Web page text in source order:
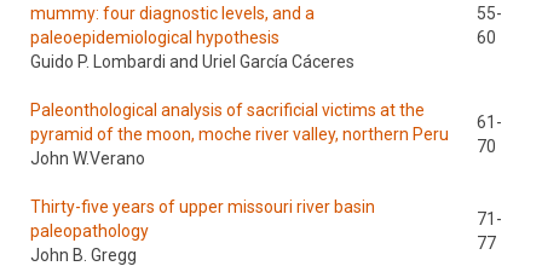
mummy: four diagnostic levels, and a
paleoepidemiological hypothesis
55-
60
Guido P. Lombardi and Uriel García Cáceres
Paleonthological analysis of sacrificial victims at the
pyramid of the moon, moche river valley, northern Peru
61-
70
John W.Verano
Thirty-five years of upper missouri river basin
paleopathology
71-
77
John B. Gregg